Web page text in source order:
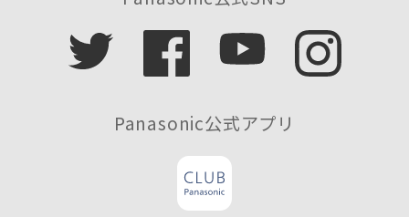
Panasonic公式アプリ